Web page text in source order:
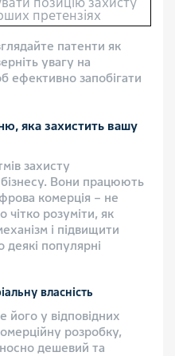
претензіях
патенти як
увагу на
ефективно запобігати
яка захистить вашу
захисту
бізнесу. Вони працюють
комерція – не
чітко розуміти, як
і підвищити
деякі популярні
власність
у відповідних
розробку,
дешевий та